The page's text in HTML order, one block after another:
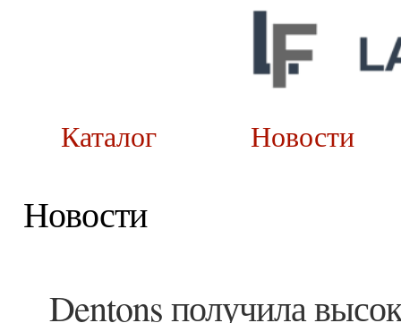
Каталог
Новости
Dentons получила